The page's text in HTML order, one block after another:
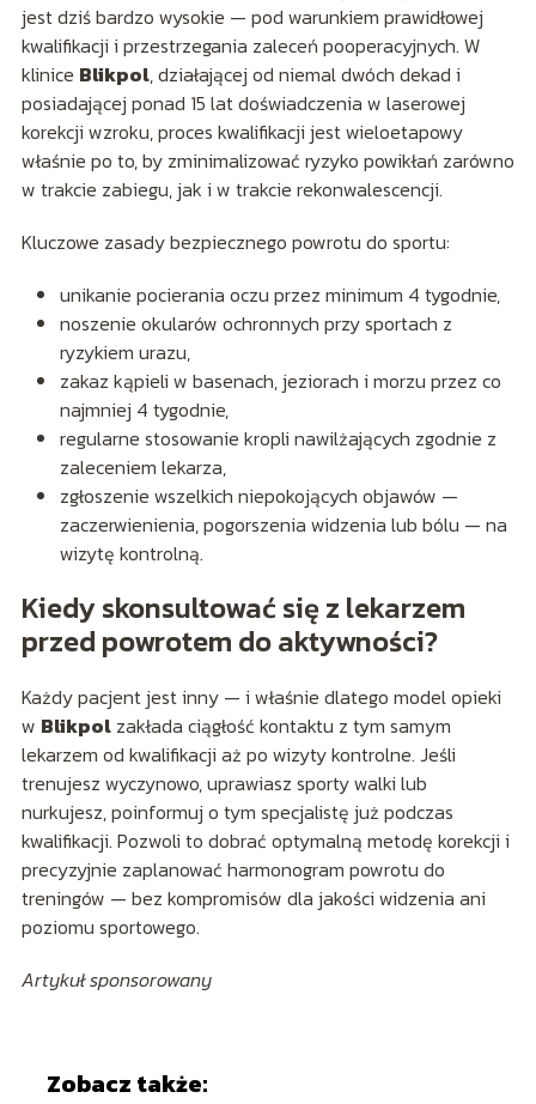
jest dziś bardzo wysokie — pod warunkiem prawidłowej
kwalifikacji i przestrzegania zaleceń pooperacyjnych. W
klinice Blikpol, działającej od niemal dwóch dekad i
posiadającej ponad 15 lat doświadczenia w laserowej
korekcji wzroku, proces kwalifikacji jest wieloetapowy
właśnie po to, by zminimalizować ryzyko powikłań zarówno
w trakcie zabiegu, jak i w trakcie rekonwalescencji.
Kluczowe zasady bezpiecznego powrotu do sportu:
unikanie pocierania oczu przez minimum 4 tygodnie,
noszenie okularów ochronnych przy sportach z
ryzykiem urazu,
zakaz kąpieli w basenach, jeziorach i morzu przez co
najmniej 4 tygodnie,
regularne stosowanie kropli nawilżających zgodnie z
zaleceniem lekarza,
zgłoszenie wszelkich niepokojących objawów —
zaczerwienienia, pogorszenia widzenia lub bólu — na
wizytę kontrolną.
Kiedy skonsultować się z lekarzem
przed powrotem do aktywności?
Każdy pacjent jest inny — i właśnie dlatego model opieki
w Blikpolzakłada ciągłość kontaktu z tym samym
lekarzem od kwalifikacji aż po wizyty kontrolne. Jeśli
trenujesz wyczynowo, uprawiasz sporty walki lub
nurkujesz, poinformuj o tym specjalistę już podczas
kwalifikacji. Pozwoli to dobrać optymalną metodę korekcji i
precyzyjnie zaplanować harmonogram powrotu do
treningów — bez kompromisów dla jakości widzenia ani
poziomu sportowego.
Artykuł sponsorowany
Zobacz także: